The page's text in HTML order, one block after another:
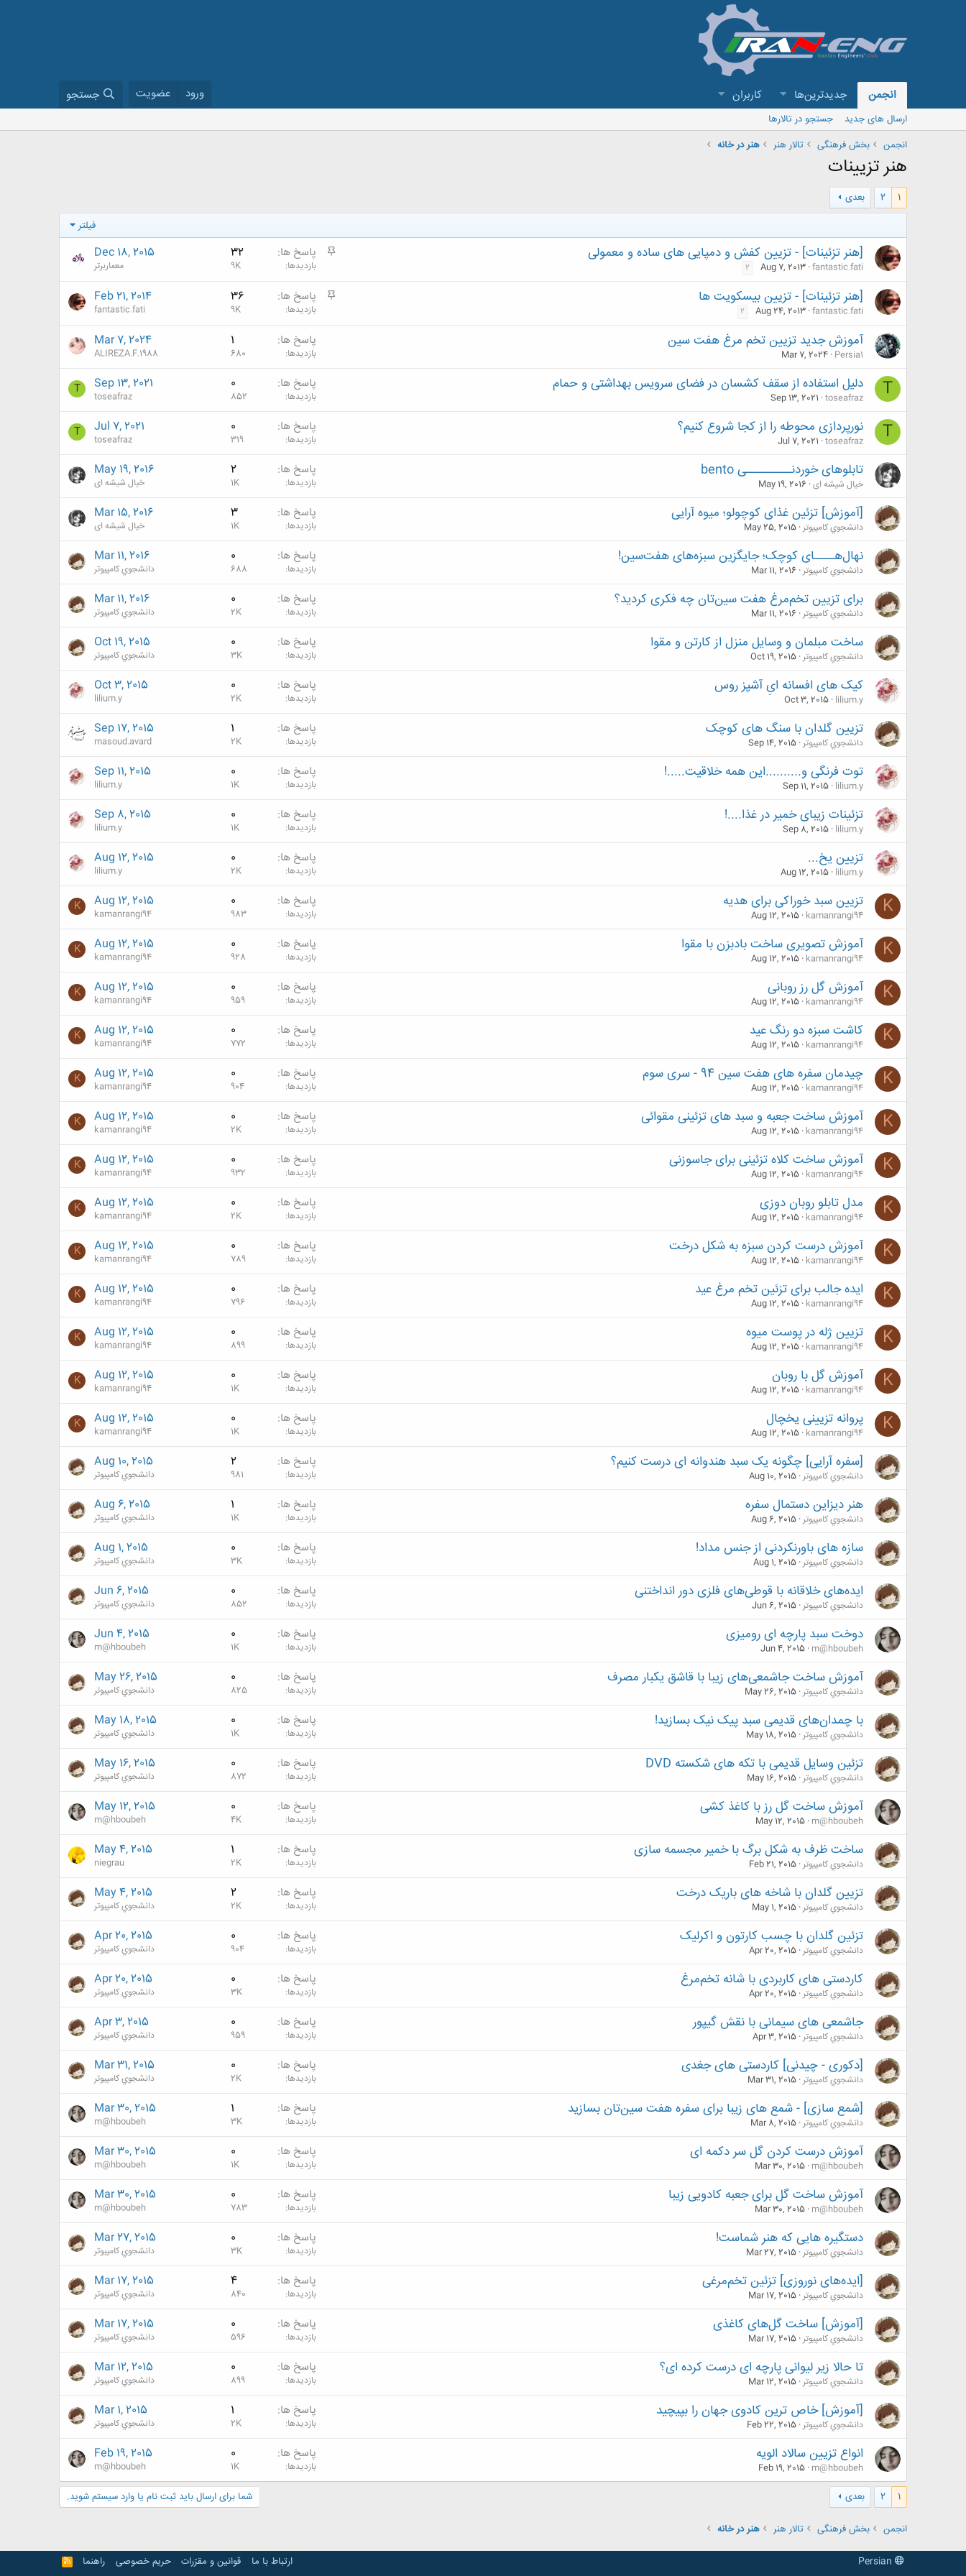
انجمن جدیدترین‌ها کاربران ورود عضویت جستجو
ارسال های جدید
جستجو در تالارها
انجمن
بخش فرهنگی تالار هنر هنر در خانه
هنر تزیینات
1
2
بعدی
فیلتر
م
[هنر تزئینات] - تزیین کفش و دمپایی های ساده و معمولی
fantastic.fati
Aug 7, 2013
2
پاسخ ها 32
بازدیدها 9K
Dec 18, 2015
معماربرتر
م
[هنر تزئینات] - تزیین بیسکویت ها
fantastic.fati
Aug 24, 2013
2
پاسخ ها 36
بازدیدها 9K
Feb 21, 2014
fantastic.fati
آموزش جدید تزیین تخم مرغ هفت سین
Persia1
Mar 7, 2024
پاسخ ها 1
بازدیدها 680
Mar 7, 2024
ALIREZA.F.1988
T دلیل استفاده از سقف کشسان در فضای سرویس بهداشتی و حمام
toseafraz
Sep 13, 2021
پاسخ ها 0
بازدیدها 852
Sep 13, 2021
toseafraz
T
T نورپردازی محوطه را از کجا شروع کنیم؟
toseafraz
Jul 7, 2021
پاسخ ها 0
بازدیدها 319
Jul 7, 2021
toseafraz
T
تابلوهای خوردنـــــــــی bento
خیال شیشه ای May 19, 2016
پاسخ ها 2
بازدیدها 1K
May 19, 2016
خیال شیشه ای
[آموزش] تزئین غذای کوچولو؛ میوه آرایی
دانشجوي كامپيوتر May 25, 2015
پاسخ ها 3
بازدیدها 1K
Mar 15, 2016
خیال شیشه ای
نهال‌هــــای کوچک؛ جایگزین سبزه‌های هفت‌سین!
دانشجوي كامپيوتر Mar 11, 2016
پاسخ ها 0
بازدیدها 688
Mar 11, 2016
دانشجوي كامپيوتر
برای تزیین تخم‌مرغ هفت سین‌تان چه فکری کردید؟
دانشجوي كامپيوتر Mar 11, 2016
پاسخ ها 0
بازدیدها 2K
Mar 11, 2016
دانشجوي كامپيوتر
ساخت مبلمان و وسایل منزل از کارتن و مقوا
دانشجوي كامپيوتر Oct 19, 2015
پاسخ ها 0
بازدیدها 3K
Oct 19, 2015
دانشجوي كامپيوتر
کیک های افسانه ایِ آشپز روس
lilium.y
Oct 3, 2015
پاسخ ها 0
بازدیدها 2K
Oct 3, 2015
lilium.y
تزیین گلدان با سنگ های کوچک
دانشجوي كامپيوتر Sep 14, 2015
پاسخ ها 1
بازدیدها 2K
Sep 17, 2015
masoud.avard
توت فرنگی و..........این همه خلاقیت.....!
lilium.y
Sep 11, 2015
پاسخ ها 0
بازدیدها 1K
Sep 11, 2015
lilium.y
تزئینات زیبای خمیر در غذا....!
lilium.y
Sep 8, 2015
پاسخ ها 0
بازدیدها 1K
Sep 8, 2015
lilium.y
تزیین یخ...
lilium.y
Aug 12, 2015
پاسخ ها 0
بازدیدها 2K
Aug 12, 2015
lilium.y
K تزیین سبد خوراکی برای هدیه
kamanrangi94
Aug 12, 2015
پاسخ ها 0
بازدیدها 983
Aug 12, 2015
kamanrangi94
K
K آموزش تصویری ساخت بادبزن با مقوا
kamanrangi94
Aug 12, 2015
پاسخ ها 0
بازدیدها 928
Aug 12, 2015
kamanrangi94
K
K آموزش گل رز روبانی
kamanrangi94
Aug 12, 2015
پاسخ ها 0
بازدیدها 959
Aug 12, 2015
kamanrangi94
K
K کاشت سبزه دو رنگ عید
kamanrangi94
Aug 12, 2015
پاسخ ها 0
بازدیدها 772
Aug 12, 2015
kamanrangi94
K
K چیدمان سفره های هفت سین 94 - سری سوم
kamanrangi94
Aug 12, 2015
پاسخ ها 0
بازدیدها 904
Aug 12, 2015
kamanrangi94
K
K آموزش ساخت جعبه و سبد های تزئینی مقوائی
kamanrangi94
Aug 12, 2015
پاسخ ها 0
بازدیدها 2K
Aug 12, 2015
kamanrangi94
K
K آموزش ساخت کلاه تزئینی برای جاسوزنی
kamanrangi94
Aug 12, 2015
پاسخ ها 0
بازدیدها 932
Aug 12, 2015
kamanrangi94
K
K مدل تابلو روبان دوزی
kamanrangi94
Aug 12, 2015
پاسخ ها 0
بازدیدها 2K
Aug 12, 2015
kamanrangi94
K
K آموزش درست کردن سبزه به شکل درخت
kamanrangi94
Aug 12, 2015
پاسخ ها 0
بازدیدها 789
Aug 12, 2015
kamanrangi94
K
K ایده جالب برای تزئین تخم مرغ عید
kamanrangi94
Aug 12, 2015
پاسخ ها 0
بازدیدها 796
Aug 12, 2015
kamanrangi94
K
K تزیین ژله در پوست میوه
kamanrangi94
Aug 12, 2015
پاسخ ها 0
بازدیدها 899
Aug 12, 2015
kamanrangi94
K
K آموزش گل با روبان
kamanrangi94
Aug 12, 2015
پاسخ ها 0
بازدیدها 1K
Aug 12, 2015
kamanrangi94
K
K پروانه تزیینی یخچال
kamanrangi94
Aug 12, 2015
پاسخ ها 0
بازدیدها 1K
Aug 12, 2015
kamanrangi94
K
[سفره آرایی] چگونه یک سبد هندوانه ای درست کنیم؟
دانشجوي كامپيوتر Aug 10, 2015
پاسخ ها 2
بازدیدها 981
Aug 10, 2015
دانشجوي كامپيوتر
هنر دیزاین دستمال سفره
دانشجوي كامپيوتر Aug 6, 2015
پاسخ ها 1
بازدیدها 1K
Aug 6, 2015
دانشجوي كامپيوتر
سازه های باورنکردنی از جنس مداد!
دانشجوي كامپيوتر Aug 1, 2015
پاسخ ها 0
بازدیدها 3K
Aug 1, 2015
دانشجوي كامپيوتر
ایده‌های خلاقانه با قوطی‌های فلزی دور انداختنی
دانشجوي كامپيوتر Jun 6, 2015
پاسخ ها 0
بازدیدها 852
Jun 6, 2015
دانشجوي كامپيوتر
دوخت سبد پارچه ای رومیزی
m@hboubeh
Jun 4, 2015
پاسخ ها 0
بازدیدها 1K
Jun 4, 2015
m@hboubeh
آموزش ساخت جاشمعی‌های زیبا با قاشق یکبار مصرف
دانشجوي كامپيوتر May 26, 2015
پاسخ ها 0
بازدیدها 825
May 26, 2015
دانشجوي كامپيوتر
با چمدان‌های قدیمی سبد پیک نیک بسازید!
دانشجوي كامپيوتر May 18, 2015
پاسخ ها 0
بازدیدها 1K
May 18, 2015
دانشجوي كامپيوتر
تزئین وسایل قدیمی با تکه های شکسته DVD
دانشجوي كامپيوتر May 16, 2015
پاسخ ها 0
بازدیدها 872
May 16, 2015
دانشجوي كامپيوتر
آموزش ساخت گل رز با کاغذ کشی
m@hboubeh
May 12, 2015
پاسخ ها 0
بازدیدها 4K
May 12, 2015
m@hboubeh
ساخت ظرف به شکل برگ با خمیر مجسمه سازی
دانشجوي كامپيوتر Feb 21, 2015
پاسخ ها 1
بازدیدها 2K
May 4, 2015
niegrau
تزیین گلدان با شاخه های باریک درخت
دانشجوي كامپيوتر May 1, 2015
پاسخ ها 2
بازدیدها 2K
May 4, 2015
دانشجوي كامپيوتر
تزئین گلدان با چسب کارتون و اکرلیک
دانشجوي كامپيوتر Apr 20, 2015
پاسخ ها 0
بازدیدها 904
Apr 20, 2015
دانشجوي كامپيوتر
کاردستی های کاربردی با شانه تخم‌مرغ
دانشجوي كامپيوتر Apr 20, 2015
پاسخ ها 0
بازدیدها 3K
Apr 20, 2015
دانشجوي كامپيوتر
جاشمعی های سیمانی با نقش گیپور
دانشجوي كامپيوتر Apr 3, 2015
پاسخ ها 0
بازدیدها 959
Apr 3, 2015
دانشجوي كامپيوتر
[دکوری - چیدنی] کاردستی های جغدی
دانشجوي كامپيوتر Mar 31, 2015
پاسخ ها 0
بازدیدها 2K
Mar 31, 2015
دانشجوي كامپيوتر
[شمع سازی] - شمع های زیبا برای سفره هفت سین‌تان بسازید
دانشجوي كامپيوتر Mar 8, 2015
پاسخ ها 1
بازدیدها 3K
Mar 30, 2015
m@hboubeh
آموزش درست کردن گل سر دکمه ای
m@hboubeh
Mar 30, 2015
پاسخ ها 0
بازدیدها 1K
Mar 30, 2015
m@hboubeh
آموزش ساخت گل برای جعبه کادویی زیبا
m@hboubeh
Mar 30, 2015
پاسخ ها 0
بازدیدها 783
Mar 30, 2015
m@hboubeh
دستگیره هایی که هنر شماست!
دانشجوي كامپيوتر Mar 27, 2015
پاسخ ها 0
بازدیدها 3K
Mar 27, 2015
دانشجوي كامپيوتر
[ایده‌های نوروزی] تزئین تخم‌مرغی
دانشجوي كامپيوتر Mar 17, 2015
پاسخ ها 4
بازدیدها 840
Mar 17, 2015
دانشجوي كامپيوتر
[آموزش] ساخت گل‌های کاغذی
دانشجوي كامپيوتر Mar 17, 2015
پاسخ ها 0
بازدیدها 596
Mar 17, 2015
دانشجوي كامپيوتر
تا حالا زیر لیوانی پارچه ای درست کرده ای؟
دانشجوي كامپيوتر Mar 12, 2015
پاسخ ها 0
بازدیدها 899
Mar 12, 2015
دانشجوي كامپيوتر
[آموزش] خاص ترین کادوی جهان را بپیچید
دانشجوي كامپيوتر Feb 22, 2015
پاسخ ها 1
بازدیدها 2K
Mar 1, 2015
دانشجوي كامپيوتر
انواع تزیین سالاد الویه
m@hboubeh
Feb 19, 2015
پاسخ ها 0
بازدیدها 1K
Feb 19, 2015
m@hboubeh
1
2 بعدی شما برای ارسال باید ثبت نام یا وارد سیستم شوید.
انجمن بخش فرهنگی تالار هنر هنر در خانه
ارتباط با ما قوانین و مقرّرات حریم خصوصی راهنما
R
S